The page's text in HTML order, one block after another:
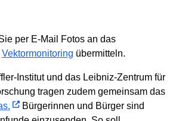
per E-Mail Fotos an das
Vektormonitoring übermitteln.
Institut und das Leibniz-Zentrum für
tragen zudem gemeinsam das
Bürgerinnen und Bürger sind